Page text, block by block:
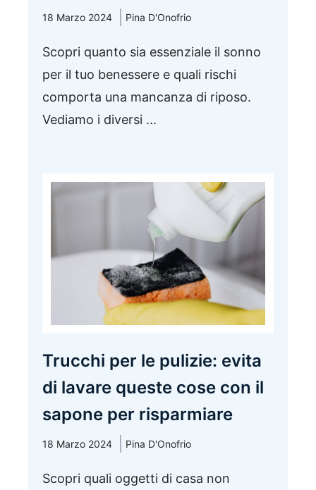
18 Marzo 2024 Pina D'Onofrio
Scopri quanto sia essenziale il sonno
per il tuo benessere e quali rischi
comporta una mancanza di riposo.
Vediamo i diversi ...
Trucchi per le pulizie: evita
di lavare queste cose con il
sapone per risparmiare
18 Marzo 2024 Pina D'Onofrio
Scopri quali oggetti di casa non